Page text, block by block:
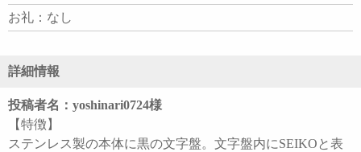
お礼：なし
詳細情報
投稿者名：yoshinari0724様
【特徴】
ステンレス製の本体に黒の文字盤。文字盤内にSEIKOと表